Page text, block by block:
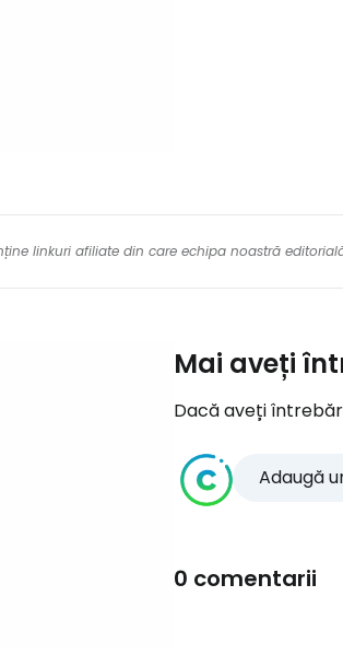
linkuri afiliate din care echipa noastră
Mai aveți
Dacă aveți
Adaugă
0 comentarii